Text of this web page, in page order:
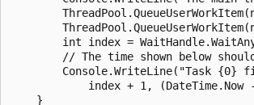
int index =
// The time shown below
Console.WriteLine("Task {0}
index + 1, (DateTime.Now
    }